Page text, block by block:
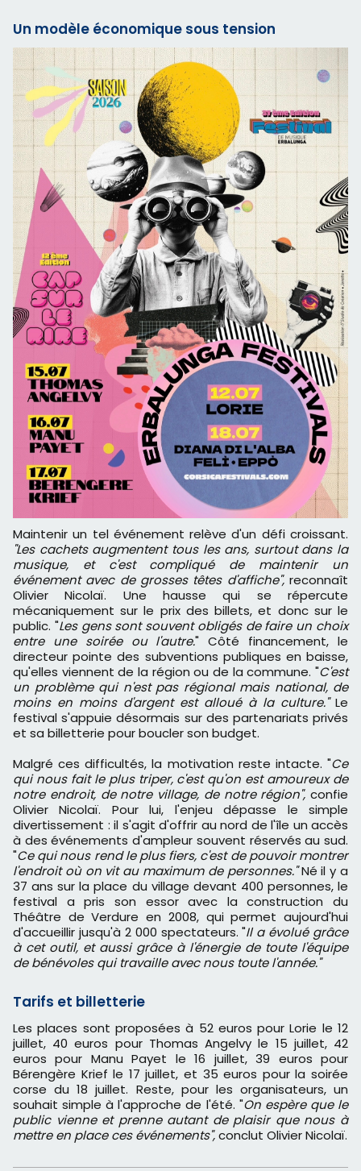
Un modèle économique sous tension
Maintenir un tel événement relève d'un défi croissant.
"Les cachets augmentent tous les ans, surtout dans la
musique, et c'est compliqué de maintenir un
événement avec de grosses têtes d'affiche", reconnaît
Olivier Nicolaï. Une hausse qui se répercute
mécaniquement sur le prix des billets, et donc sur le
public. "Les gens sont souvent obligés de faire un choix
entre une soirée ou l'autre." Côté financement, le
directeur pointe des subventions publiques en baisse,
qu'elles viennent de la région ou de la commune. "C'est
un problème qui n'est pas régional mais national, de
moins en moins d'argent est alloué à la culture."Le
festival s'appuie désormais sur des partenariats privés
et sa billetterie pour boucler son budget.
Malgré ces difficultés, la motivation reste intacte. "Ce
qui nous fait le plus triper, c'est qu'on est amoureux de
notre endroit, de notre village, de notre région", confie
Olivier Nicolaï. Pour lui, l'enjeu dépasse le simple
divertissement : il s'agit d'offrir au nord de l'île un accès
à des événements d'ampleur souvent réservés au sud.
"Ce qui nous rend le plus fiers, c'est de pouvoir montrer
l'endroit où on vit au maximum de personnes."Né il y a
37 ans sur la place du village devant 400 personnes, le
festival a pris son essor avec la construction du
Théâtre de Verdure en 2008, qui permet aujourd'hui
d'accueillir jusqu'à 2 000 spectateurs. "Il a évolué grâce
à cet outil, et aussi grâce à l'énergie de toute l'équipe
de bénévoles qui travaille avec nous toute l'année."
Tarifs et billetterie
Les places sont proposées à 52 euros pour Lorie le 12
juillet, 40 euros pour Thomas Angelvy le 15 juillet, 42
euros pour Manu Payet le 16 juillet, 39 euros pour
Bérengère Krief le 17 juillet, et 35 euros pour la soirée
corse du 18 juillet. Reste, pour les organisateurs, un
souhait simple à l'approche de l'été. "On espère que le
public vienne et prenne autant de plaisir que nous à
mettre en place ces événements",conclut Olivier Nicolaï.